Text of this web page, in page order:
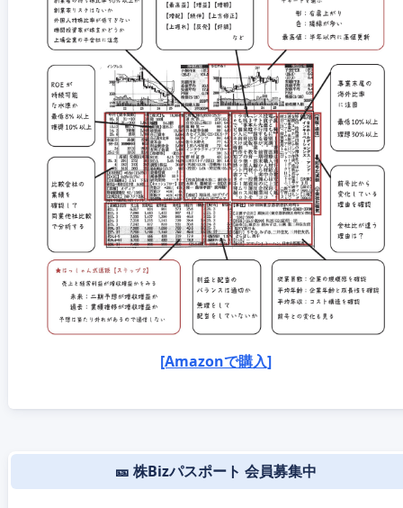
[Amazonで購入]
🎫 株Bizパスポート 会員募集中